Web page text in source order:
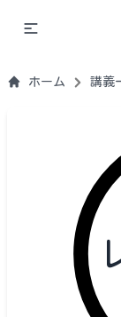
ホーム 講義